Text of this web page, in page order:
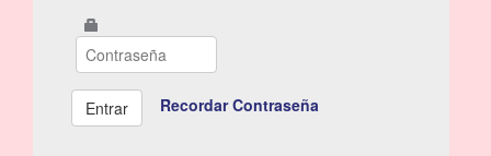
Recordar Contraseña